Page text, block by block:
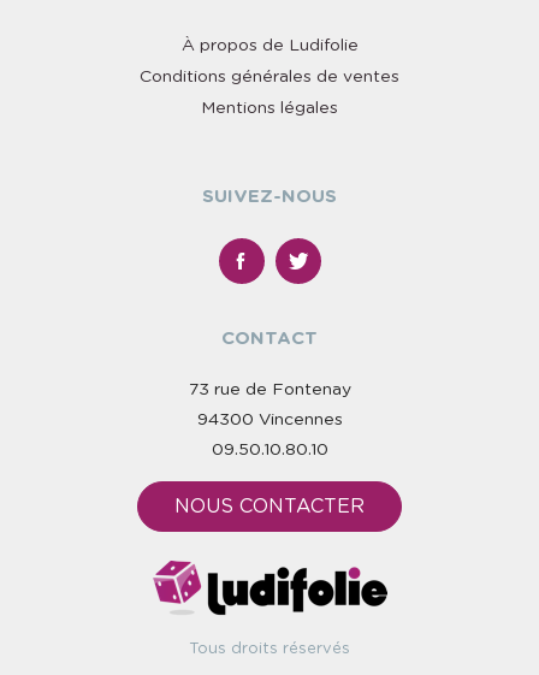
À propos de Ludifolie
Conditions générales de ventes
Mentions légales
SUIVEZ-NOUS
CONTACT
73 rue de Fontenay
94300 Vincennes
09.50.10.80.10
NOUS CONTACTER
Tous droits réservés